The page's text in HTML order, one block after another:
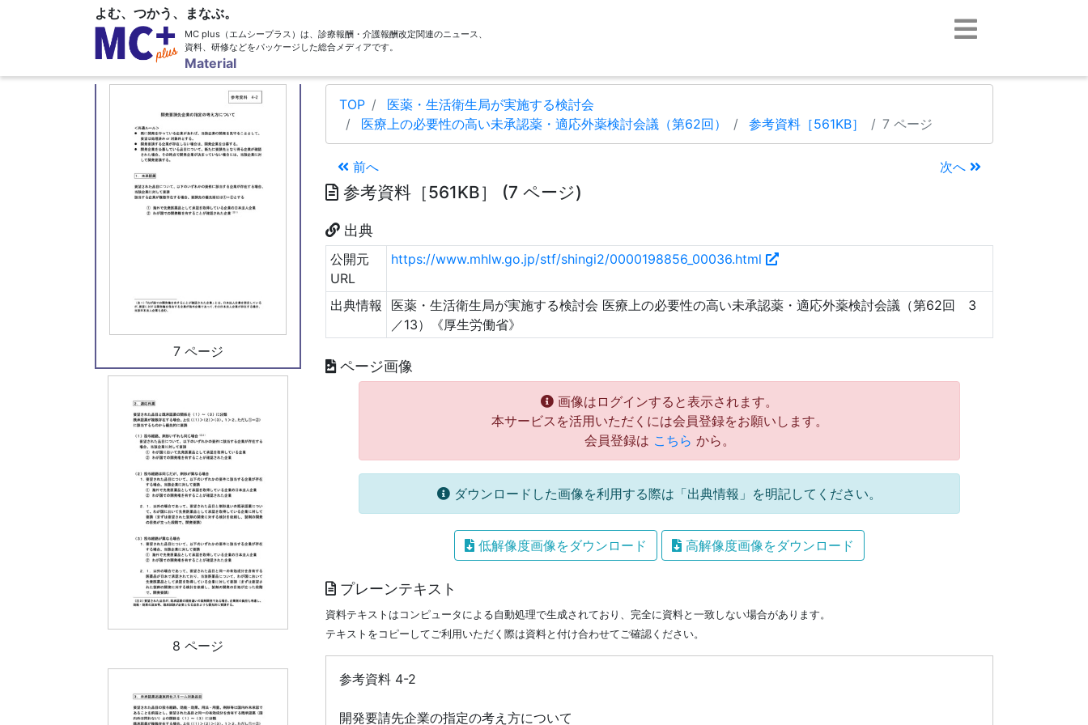
よむ、つかう、まなぶ。
MC plus（エムシープラス）は、診療報酬・介護報酬改定関連のニュース、
資料、研修などをパッケージした総合メディアです。
Material
6 ページ
7 ページ
8 ページ
TOP
医薬・生活衛生局が実施する検討会
医療上の必要性の高い未承認薬・適応外薬検討会議（第62回）
参考資料［561KB］ 7 ページ
前へ 次へ
参考資料［561KB］ (7 ページ)
出典
公開元
URL
https://www.mhlw.go.jp/stf/shingi2/0000198856_00036.html
出典情報
医薬・生活衛生局が実施する検討会 医療上の必要性の高い未承認薬・適応外薬検討会議（第62回 3
／13）《厚生労働省》
ページ画像
画像はログインすると表示されます。
本サービスを活用いただくには会員登録をお願いします。
会員登録は こちら から。
ダウンロードした画像を利用する際は「出典情報」を明記してください。
低解像度画像をダウンロード 高解像度画像をダウンロード
プレーンテキスト
資料テキストはコンピュータによる自動処理で生成されており、完全に資料と一致しない場合があります。
テキストをコピーしてご利用いただく際は資料と付け合わせてご確認ください。
参考資料 4-2
開発要請先企業の指定の考え方について